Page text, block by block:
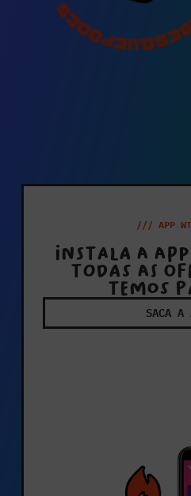
/// APP
Instala a app
todas as
temos
SACA A